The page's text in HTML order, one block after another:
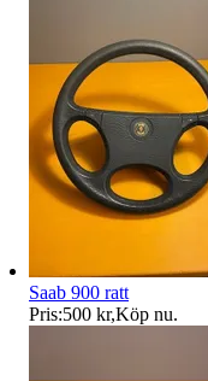
Saab 900 ratt
Pris:500 kr,Köp nu.